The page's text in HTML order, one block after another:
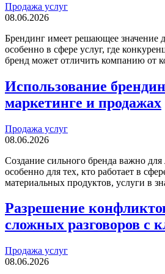
Продажа услуг
08.06.2026
Брендинг имеет решающее значение
особенно в сфере услуг, где
бренд может отличить компанию от
Использование
маркетинге и продажах
Продажа услуг
08.06.2026
Создание сильного бренда важно
особенно для тех, кто работает в
материальных продуктов, услуги в
Разрешение
сложных разговоров с
Продажа услуг
08.06.2026